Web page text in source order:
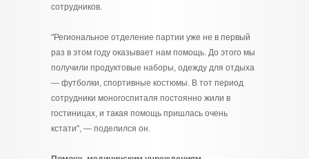
сотрудников.
"Региональное отделение партии уже не в первый
раз в этом году оказывает нам помощь. До этого мы
получили продуктовые наборы, одежду для отдыха
— футболки, спортивные костюмы. В тот период
сотрудники моногоспиталя постоянно жили в
гостиницах, и такая помощь пришлась очень
кстати", — поделился он.